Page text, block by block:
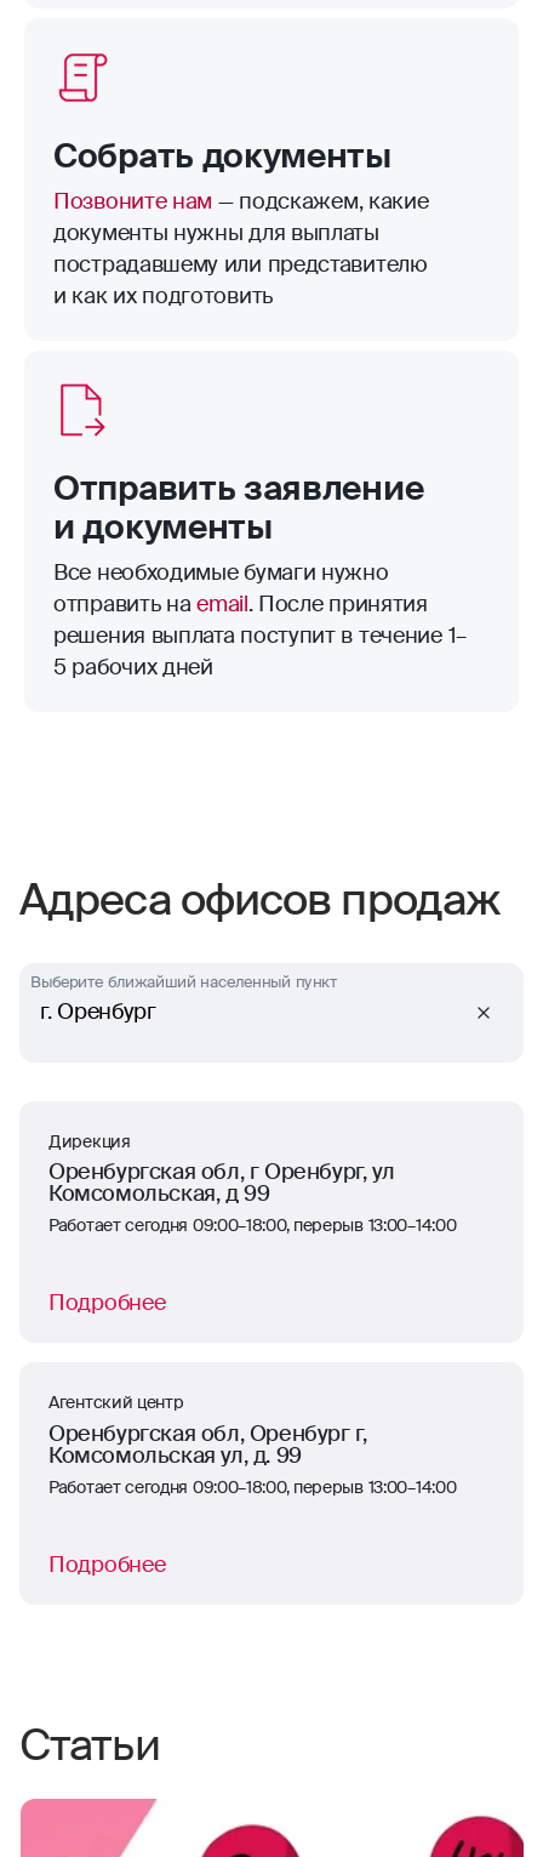
Собрать документы
Позвоните нам — подскажем, какие
документы нужны для выплаты
пострадавшему или представителю
и как их подготовить
Отправить заявление
и документы
Все необходимые бумаги нужно
отправить наemail. После принятия
решения выплата поступит в течение 1–
5 рабочих дней
Адреса офисов продаж
г. Оренбург
Выберите ближайший населенный пункт
Дирекция
Оренбургская обл, г Оренбург, ул
Комсомольская, д 99
Работает сегодня 09:00–18:00, перерыв 13:00–14:00
Подробнее
Агентский центр
Оренбургская обл, Оренбург г,
Комсомольская ул, д. 99
Работает сегодня 09:00–18:00, перерыв 13:00–14:00
Подробнее
Статьи